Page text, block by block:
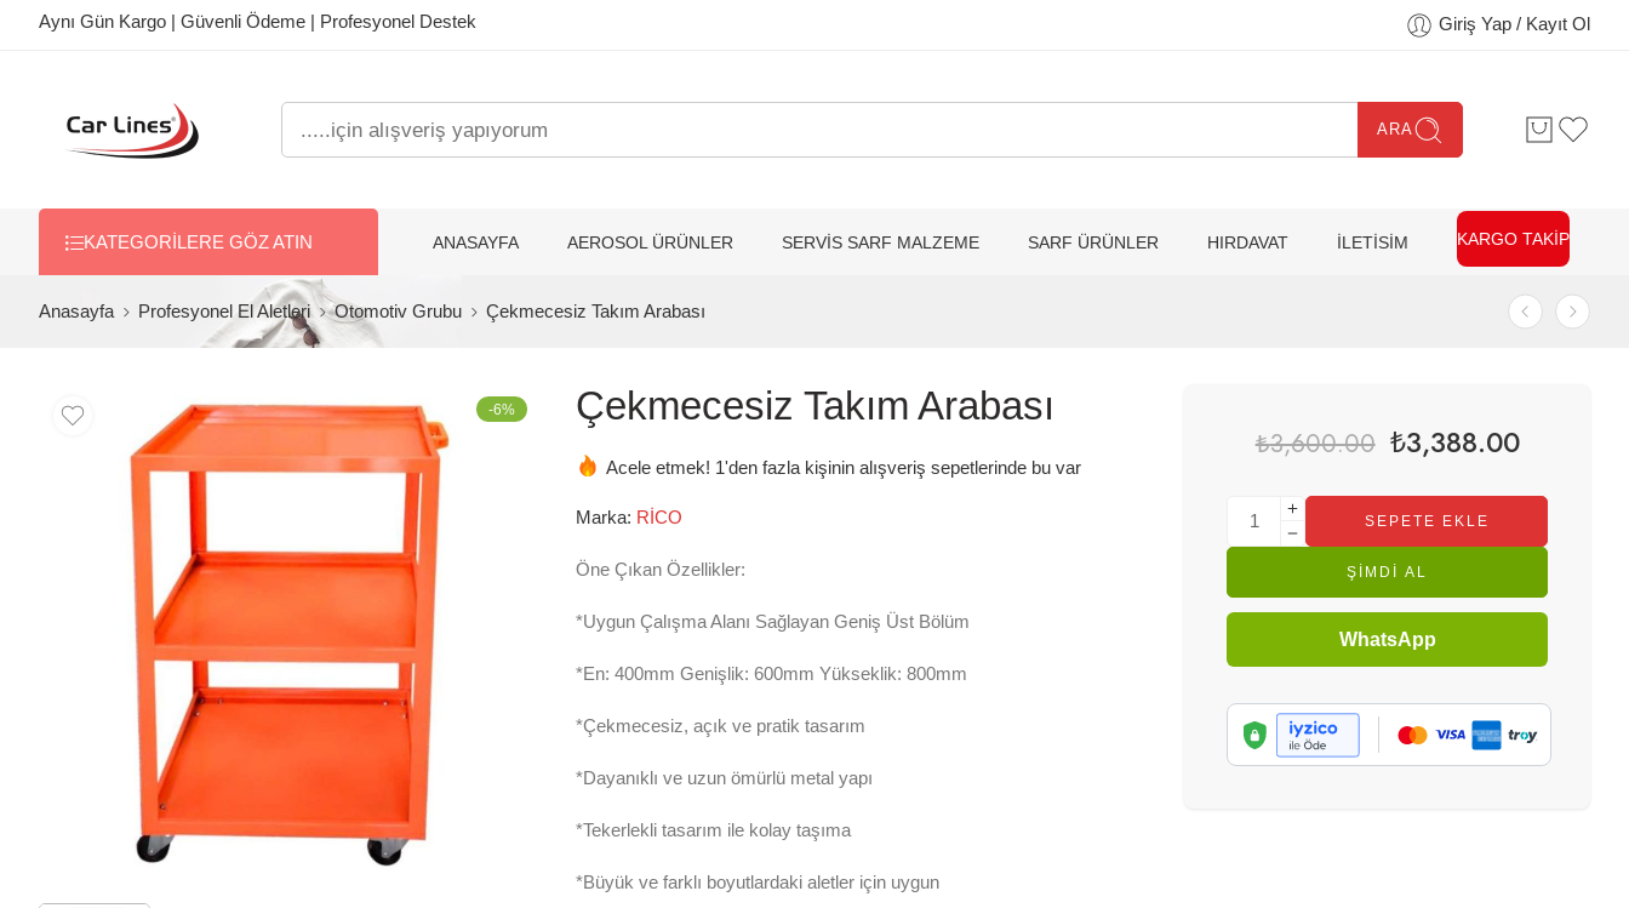
Aynı Gün Kargo | Güvenli Ödeme | Profesyonel Destek Giriş Yap / Kayıt Ol
ARA
KATEGORILERE GÖZ ATIN ANASAYFA AEROSOL ÜRÜNLER SERVİS SARF MALZEME SARF ÜRÜNLER HIRDAVAT İLETİSİM KARGO TAKİP
Anasayfa Profesyonel El Aletleri Otomotiv Grubu Çekmecesiz Takım Arabası
-6% Çekmecesiz Takım Arabası
Acele etmek! 1'den fazla kişinin alışveriş sepetlerinde bu var
Marka: RİCO
Öne Çıkan Özellikler:
*Uygun Çalışma Alanı Sağlayan Geniş Üst Bölüm
*En: 400mm Genişlik: 600mm Yükseklik: 800mm
*Çekmecesiz, açık ve pratik tasarım
*Dayanıklı ve uzun ömürlü metal yapı
*Tekerlekli tasarım ile kolay taşıma
*Büyük ve farklı boyutlardaki aletler için uygun
₺3,600.00 ₺3,388.00
SEPETE EKLE
ŞIMDI AL
WhatsApp